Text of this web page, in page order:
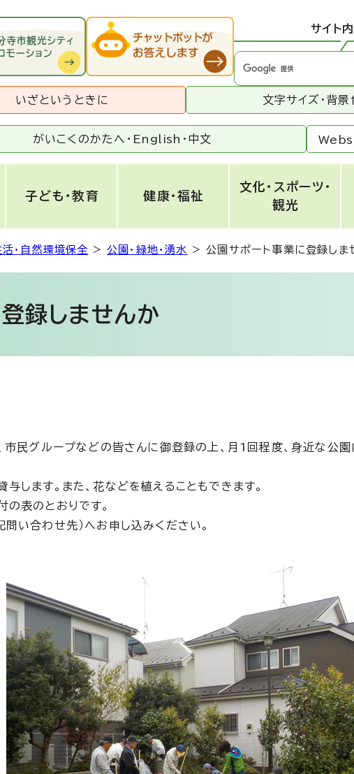
サイト
いざというときに 文字サイズ・背
がいこくのかたへ・ English ・ 中文
子ども・教育 健康・福祉
文化・スポーツ・
観光
活・自然環境保全 >公園・緑地・湧水 >公園サポート事業に登録しま
録しませんか
市民グループなどの皆さんに御登録の上、月1回程度、身近な公
します。また、花などを植えることもできます。
表のとおりです。
い合わせ先）へお申し込みください。